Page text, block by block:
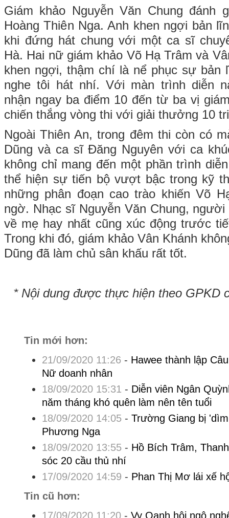
Giám khảo Nguyễn Văn Chung đánh
Hoàng Thiên Nga. Anh khen ngợi bản
khi đứng hát chung với một ca sĩ
Hà. Hai nữ giám khảo Võ Hạ Trâm và
khen ngợi, thậm chí là nể phục sự bản
nghe tôi hát nhí. Với màn trình diễn
nhận ngay ba điểm 10 đến từ ba vị
chiến thắng vòng thi với giải thưởng 10
Ngoài Thiên An, trong đêm thi còn có
Dũng và ca sĩ Đăng Nguyên với ca
không chỉ mang đến một phần trình
thể hiện sự tiến bộ vượt bậc trong kỹ
những phân đoạn cao trào khiến Võ
ngờ. Nhạc sĩ Nguyễn Văn Chung,
về mẹ hay nhất cũng xúc động trước
Trong khi đó, giám khảo Vân Khánh
Dũng đã làm chủ sân khấu rất tốt.
* Nội dung được thực hiện theo GPKD
Tin mới hơn:
21/09/2020 11:26 - Hawee thành lập
Nữ doanh nhân
18/09/2020 15:31 - Diễn viên Ngân
năm tháng khó quên làm nên tên tuổi
18/09/2020 14:05- Trường Giang bị
Phương Nga
18/09/2020 13:55- Hồ Bích Trâm,
sóc 20 cầu thủ nhí
17/09/2020 14:59 - Phan Thị Mơ lái xế
Tin cũ hơn:
17/09/2020 11:20- Vy Oanh hội ngộ